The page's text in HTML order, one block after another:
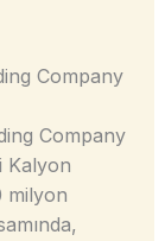
Company
Company
Kalyon
milyon